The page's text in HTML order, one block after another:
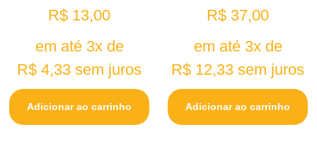
R$ 13,00
em até 3x de
R$ 4,33 sem juros
Adicionar ao carrinho
R$ 37,00
em até 3x de
R$ 12,33 sem juros
Adicionar ao carrinho